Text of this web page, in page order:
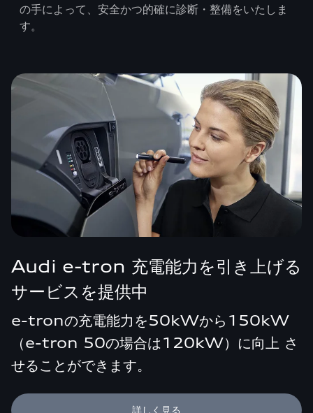
の手によって、安全かつ的確に診断・整備をいたしま
す。
Audi e-tron 充電能力を引き上げる
サービスを提供中
e-tronの充電能力を50kWから150kW
（e-tron 50の場合は120kW）に向上 さ
せることができます。
詳しく見る